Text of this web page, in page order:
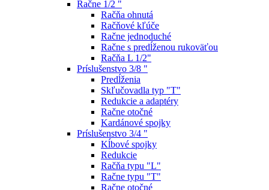
Račne 1/2 "
Račňa ohnutá
Račňové kľúče
Račne jednoduché
Račne s predĺženou rukoväťou
Račňa L 1/2"
Príslušenstvo 3/8 "
Predĺženia
Skľučovadla typ "T"
Redukcie a adaptéry
Račne otočné
Kardánové spojky
Príslušenstvo 3/4 "
Kĺbové spojky
Redukcie
Račňa typu "L"
Račne typu "T"
Račne otočné